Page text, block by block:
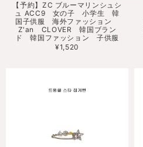
【予約】ZC ブルーマリンシュシ
ュ ACC9 女の子 小学生 韓
国子供服 海外ファッション
Z'an CLOVER 韓国ブラン
ド 韓国ファッション 子供服
¥1,520